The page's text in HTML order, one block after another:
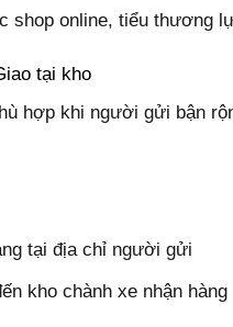
shop online, tiểu thương
tại kho
hợp khi người gửi bận
tại địa chỉ người gửi
kho chành xe nhận hàng